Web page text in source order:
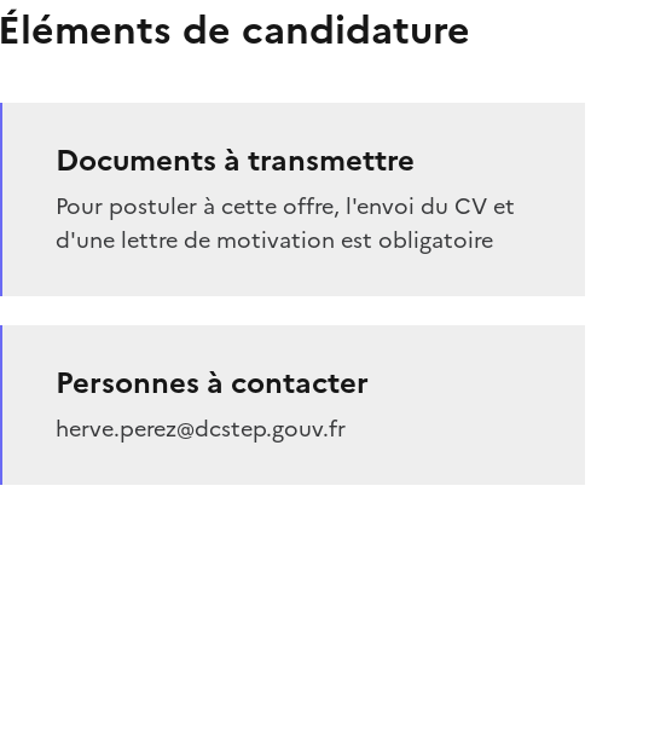
Éléments de candidature
Documents à transmettre
Pour postuler à cette offre, l'envoi du CV et
d'une lettre de motivation est obligatoire
Personnes à contacter
herve.perez@dcstep.gouv.fr